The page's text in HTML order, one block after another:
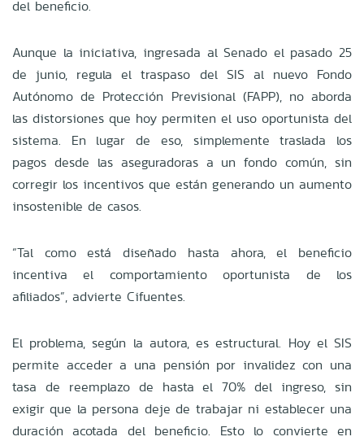
del beneficio.
Aunque la iniciativa, ingresada al Senado el pasado 25
de junio, regula el traspaso del SIS al nuevo Fondo
Autónomo de Protección Previsional (FAPP), no aborda
las distorsiones que hoy permiten el uso oportunista del
sistema. En lugar de eso, simplemente traslada los
pagos desde las aseguradoras a un fondo común, sin
corregir los incentivos que están generando un aumento
insostenible de casos.
“Tal como está diseñado hasta ahora, el beneficio
incentiva el comportamiento oportunista de los
afiliados”, advierte Cifuentes.
El problema, según la autora, es estructural. Hoy el SIS
permite acceder a una pensión por invalidez con una
tasa de reemplazo de hasta el 70% del ingreso, sin
exigir que la persona deje de trabajar ni establecer una
duración acotada del beneficio. Esto lo convierte en